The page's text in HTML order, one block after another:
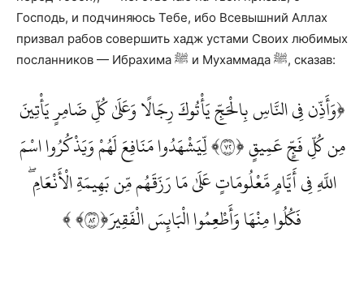
Господь, и подчиняюсь Тебе, ибо Всевышний Аллах
призвал рабов совершить хадж устами Своих любимых
посланников — Ибрахима ﷺ и Мухаммада ﷺ, сказав:
﴿وَأَذِّن فِي النَّاسِ بِالْحَجِّ يَأْتُوكَ رِجَالًا وَعَلَىٰ كُلِّ ضَامِرٍ يَأْتِينَ
مِن كُلِّ فَجٍّ عَمِيقٍ ﴿٢٧﴾ لِّيَشْهَدُوا مَنَافِعَ لَهُمْ وَيَذْكُرُوا اسْمَ
اللَّهِ فِي أَيَّامٍ مَّعْلُومَاتٍ عَلَىٰ مَا رَزَقَهُم مِّن بَهِيمَةِ الْأَنْعَامِ ۖ
فَكُلُوا مِنْهَا وَأَطْعِمُوا الْبَائِسَ الْفَقِيرَ﴿٢٨﴾ ﴾